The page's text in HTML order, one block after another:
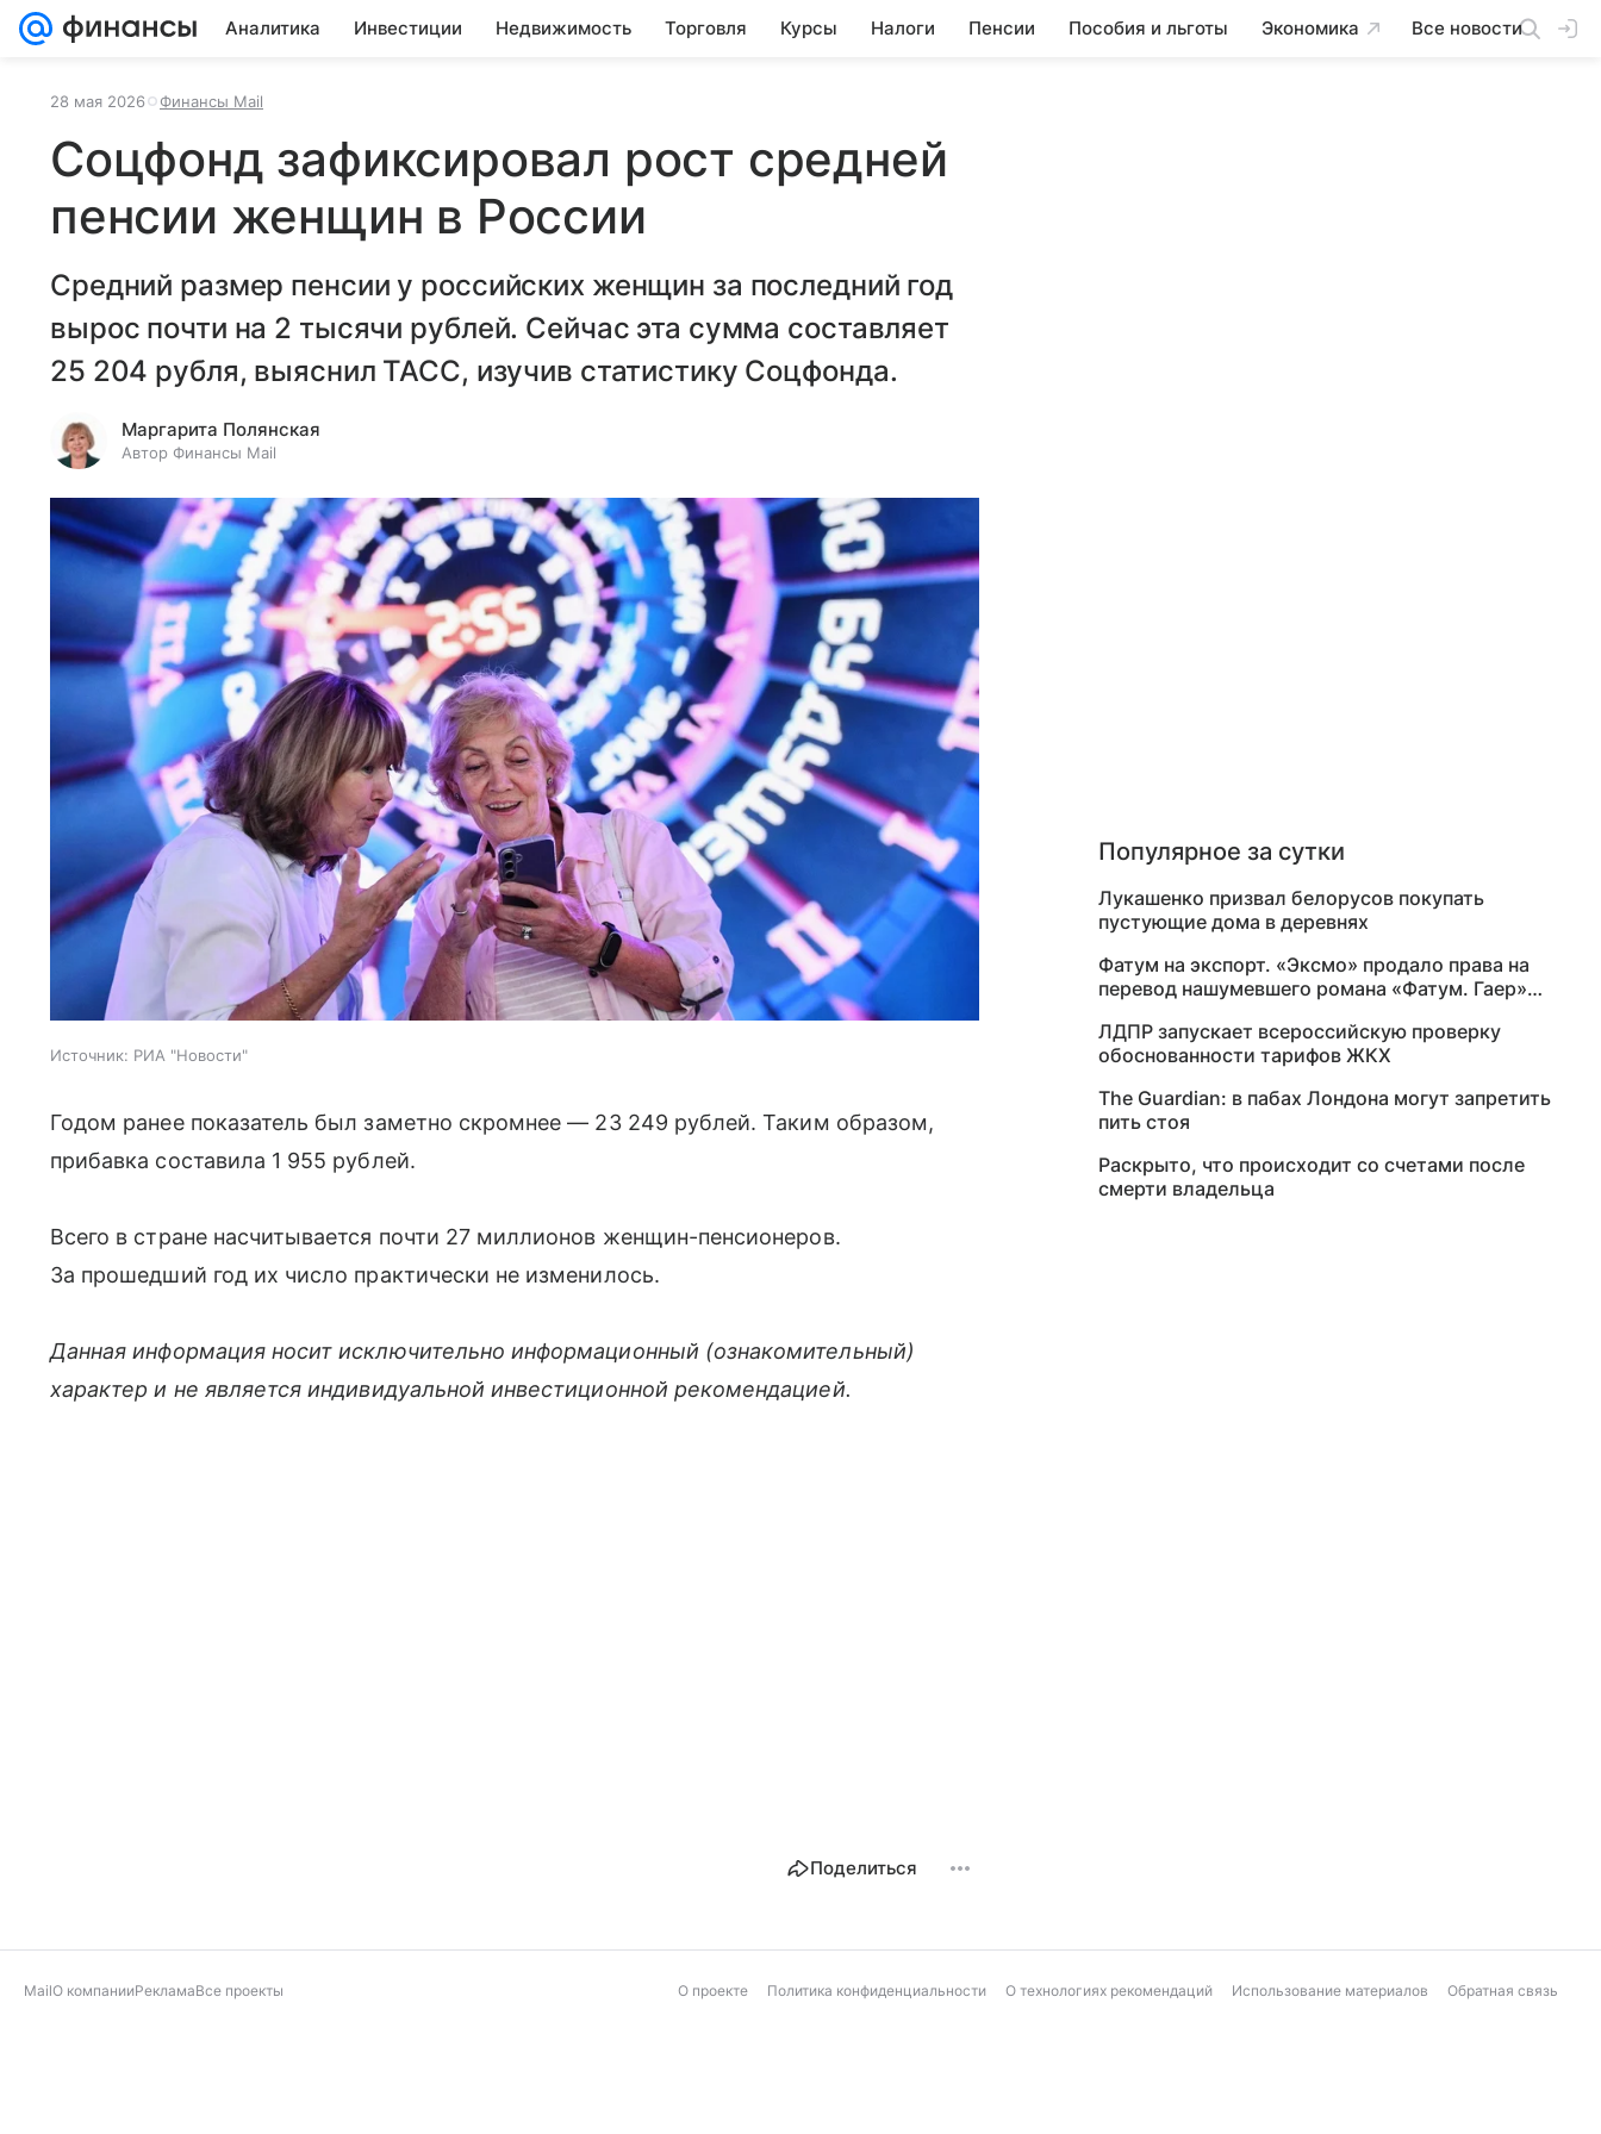
Аналитика Инвестиции Недвижимость Торговля Курсы Налоги Пенсии Пособия и льготы Экономика Все новости
28 мая 2026 Финансы Mail
Соцфонд зафиксировал рост средней
пенсии женщин в России
Средний размер пенсии у российских женщин за последний год
вырос почти на 2 тысячи рублей. Сейчас эта сумма составляет
25 204 рубля, выяснил ТАСС, изучив статистику Соцфонда.
Маргарита Полянская
Автор Финансы Mail
Источник: РИА "Новости"
Годом ранее показатель был заметно скромнее — 23 249 рублей. Таким образом,
прибавка составила 1 955 рублей.
Всего в стране насчитывается почти 27 миллионов женщин-пенсионеров.
За прошедший год их число практически не изменилось.
Данная информация носит исключительно информационный (ознакомительный)
характер и не является индивидуальной инвестиционной рекомендацией.
Поделиться
Популярное за сутки
Лукашенко призвал белорусов покупать
пустующие дома в деревнях
Фатум на экспорт. «Эксмо» продало права на
перевод нашумевшего романа «Фатум. Гаер»
ЛДПР запускает всероссийскую проверку
обоснованности тарифов ЖКХ
The Guardian: в пабах Лондона могут запретить
пить стоя
Раскрыто, что происходит со счетами после
смерти владельца
MailО компанииРекламаВсе проекты О проекте Политика конфиденциальности О технологиях рекомендаций Использование материалов Обратная связь